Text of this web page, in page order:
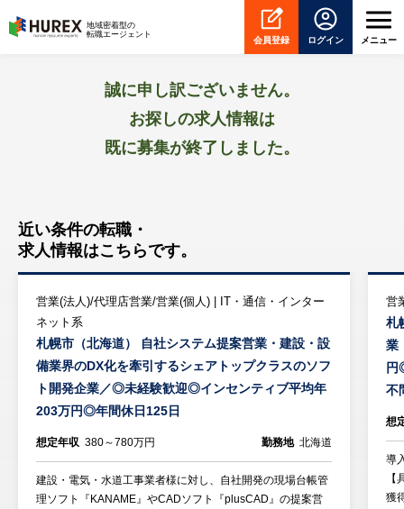
HUREX
地域密着型の
転職エージェント
会員登録 ログイン メニュー
誠に申し訳ございません。
お探しの求人情報は
既に募集が終了しました。
近い条件の転職・
求人情報はこちらです。
営業(法人)/代理店営業/営業(個人) | IT・通信・インター
ネット系
札幌市（北海道） 自社システム提案営業・建設・設
備業界のDX化を牽引するシェアトップクラスのソフ
ト開発企業／◎未経験歓迎◎インセンティブ平均年
203万円◎年間休日125日
想定年収 380～780万円 勤務地 北海道
建設・電気・水道工事業者様に対し、自社開発の現場台帳管
理ソフト『KANAME』やCADソフト『plusCAD』の提案営
営
札
業
不
想
導
獲